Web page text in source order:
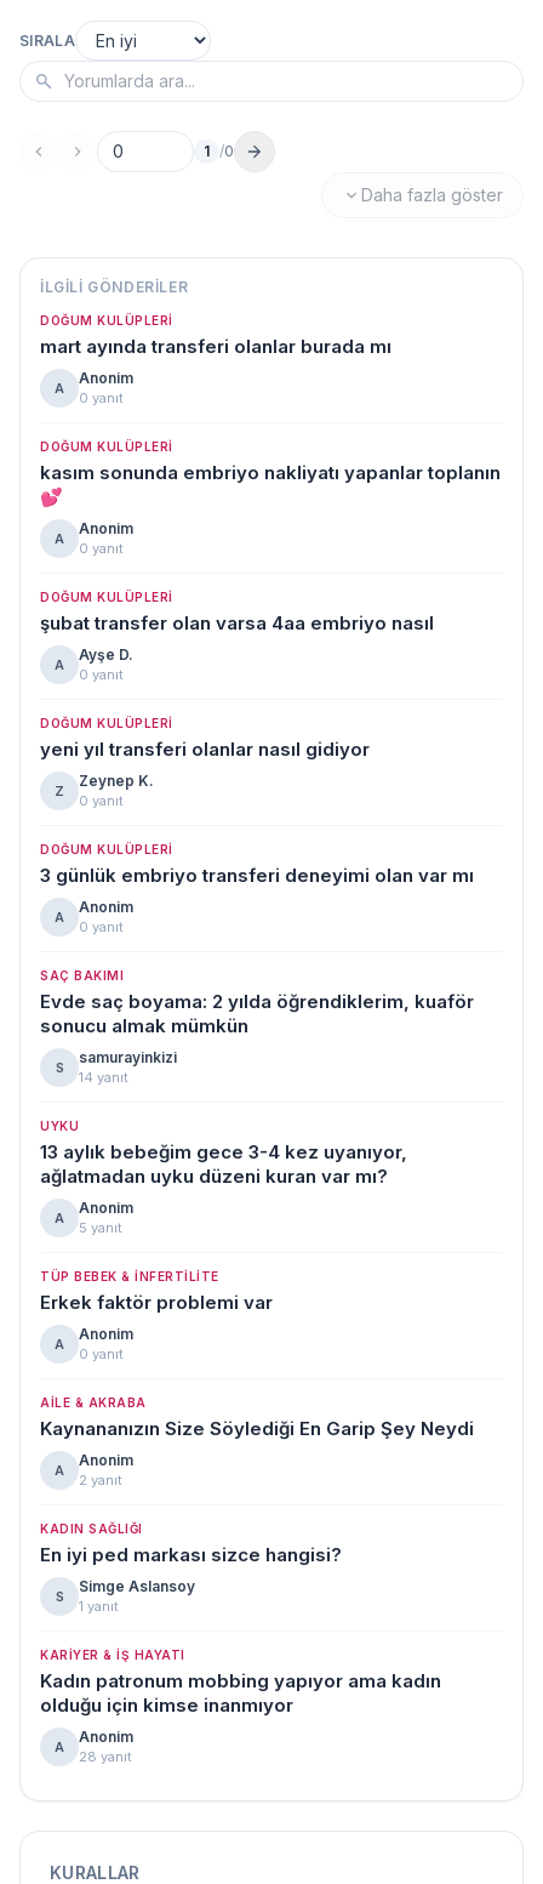
SIRALA
Sayfa no
1 /0
Daha fazla göster
İLGILI GÖNDERILER
DOĞUM KULÜPLERI
mart ayında transferi olanlar burada mı
A
Anonim
0 yanıt
DOĞUM KULÜPLERI
kasım sonunda embriyo nakliyatı yapanlar toplanın
💕
A
Anonim
0 yanıt
DOĞUM KULÜPLERI
şubat transfer olan varsa 4aa embriyo nasıl
A
Ayşe D.
0 yanıt
DOĞUM KULÜPLERI
yeni yıl transferi olanlar nasıl gidiyor
Z
Zeynep K.
0 yanıt
DOĞUM KULÜPLERI
3 günlük embriyo transferi deneyimi olan var mı
A
Anonim
0 yanıt
SAÇ BAKIMI
Evde saç boyama: 2 yılda öğrendiklerim, kuaför
sonucu almak mümkün
S
samurayinkizi
14 yanıt
UYKU
13 aylık bebeğim gece 3-4 kez uyanıyor,
ağlatmadan uyku düzeni kuran var mı?
A
Anonim
5 yanıt
TÜP BEBEK & İNFERTILITE
Erkek faktör problemi var
A
Anonim
0 yanıt
AILE & AKRABA
Kaynananızın Size Söylediği En Garip Şey Neydi
A
Anonim
2 yanıt
KADIN SAĞLIĞI
En iyi ped markası sizce hangisi?
S
Simge Aslansoy
1 yanıt
KARIYER & İŞ HAYATI
Kadın patronum mobbing yapıyor ama kadın
olduğu için kimse inanmıyor
A
Anonim
28 yanıt
KURALLAR